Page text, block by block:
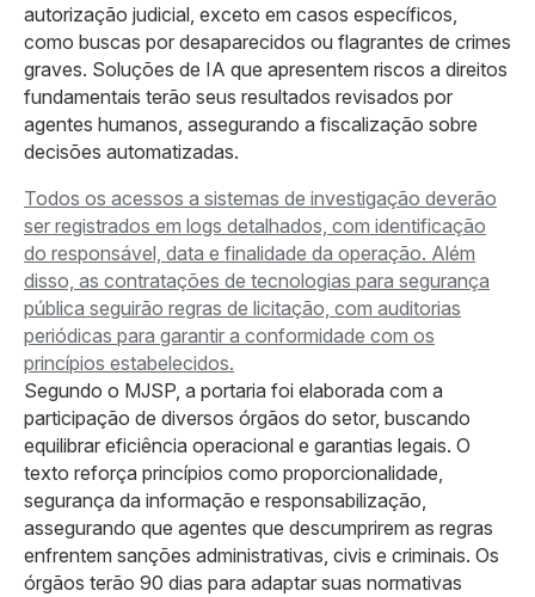
autorização judicial, exceto em casos específicos,
como buscas por desaparecidos ou flagrantes de crimes
graves. Soluções de IA que apresentem riscos a direitos
fundamentais terão seus resultados revisados por
agentes humanos, assegurando a fiscalização sobre
decisões automatizadas.
Todos os acessos a sistemas de investigação deverão
ser registrados em logs detalhados, com identificação
do responsável, data e finalidade da operação. Além
disso, as contratações de tecnologias para segurança
pública seguirão regras de licitação, com auditorias
periódicas para garantir a conformidade com os
princípios estabelecidos.
Segundo o MJSP, a portaria foi elaborada com a
participação de diversos órgãos do setor, buscando
equilibrar eficiência operacional e garantias legais. O
texto reforça princípios como proporcionalidade,
segurança da informação e responsabilização,
assegurando que agentes que descumprirem as regras
enfrentem sanções administrativas, civis e criminais. Os
órgãos terão 90 dias para adaptar suas normativas